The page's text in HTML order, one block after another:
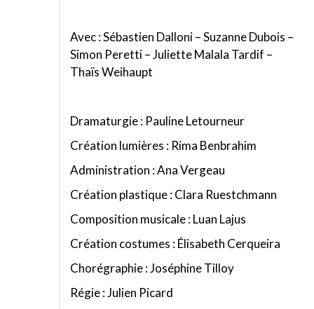
Avec : Sébastien Dalloni – Suzanne Dubois –
Simon Peretti – Juliette Malala Tardif –
Thaïs Weihaupt
Dramaturgie : Pauline Letourneur
Création lumières : Rima Benbrahim
Administration : Ana Vergeau
Création plastique : Clara Ruestchmann
Composition musicale : Luan Lajus
Création costumes : Élisabeth Cerqueira
Chorégraphie : Joséphine Tilloy
Régie : Julien Picard